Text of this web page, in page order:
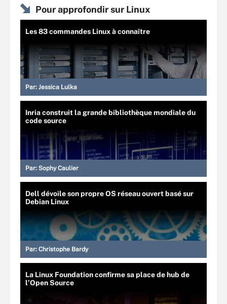
Pour approfondir sur Linux
Les 83 commandes Linux à connaître
Par: Jessica Lulka
Inria construit la grande bibliothèque mondiale du
code source
Par: Sophy Caulier
Dell dévoile son propre OS réseau ouvert basé sur
Debian Linux
Par: Christophe Bardy
La Linux Foundation confirme sa place de hub de
l’Open Source